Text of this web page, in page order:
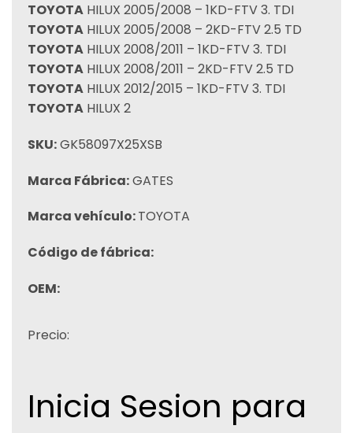
TOYOTA HILUX 2005/2008 – 1KD-FTV 3. TDI
TOYOTA HILUX 2005/2008 – 2KD-FTV 2.5 TD
TOYOTA HILUX 2008/2011 – 1KD-FTV 3. TDI
TOYOTA HILUX 2008/2011 – 2KD-FTV 2.5 TD
TOYOTA HILUX 2012/2015 – 1KD-FTV 3. TDI
TOYOTA HILUX 2
SKU:GK58097X25XSB
Marca Fábrica:GATES
Marca vehículo:TOYOTA
Código de fábrica:
OEM:
Precio:
Inicia Sesion para